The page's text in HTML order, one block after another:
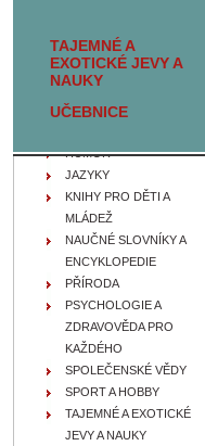
TAJEMNÉ A
EXOTICKÉ JEVY A
NAUKY
UČEBNICE
SEXUALITA, SEX A
EROTIKA
DĚJINY A SOUČASNOST
FILOZOFIE, IDEOLOGIE A
HUMOR
JAZYKY
KNIHY PRO DĚTI A
MLÁDEŽ
NAUČNÉ SLOVNÍKY A
ENCYKLOPEDIE
PŘÍRODA
PSYCHOLOGIE A
ZDRAVOVĚDA PRO
KAŽDÉHO
SPOLEČENSKÉ VĚDY
SPORT A HOBBY
TAJEMNÉ A EXOTICKÉ
JEVY A NAUKY